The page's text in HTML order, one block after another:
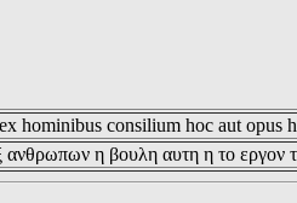
hominibus consilium hoc aut opus
ανθρωπων η βουλη αυτη η το εργον